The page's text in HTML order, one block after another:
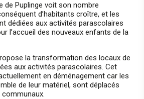
de Puplinge voit son nombre
d’habitants croître, et les
dédiées aux activités parascolaires
l’accueil des nouveaux enfants de la
la transformation des locaux de
aux activités parascolaires. Cet
en déménagement car les
de leur matériel, sont déplacés
communaux.